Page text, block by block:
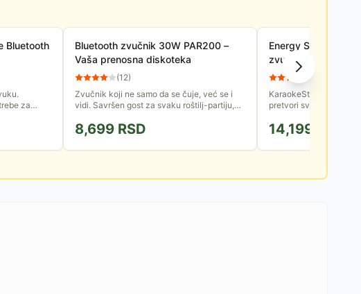
Bluetooth
za
za...
Bluetooth zvučnik 30W PAR200 –
Vaša prenosna diskoteka
(12)
Zvučnik koji ne samo da se čuje, već se i
vidi. Savršen gost za svaku roštilj-partiju,
mikrofon...
8,699 RSD
Energy Sistem
zvučnik sa
M45933
(
KaraokeStar je
pretvori svaki prostor
načina povezivanja...
14,199